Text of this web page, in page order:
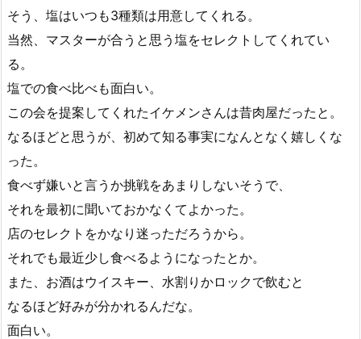
そう、塩はいつも3種類は用意してくれる。
当然、マスターが合うと思う塩をセレクトしてくれてい
る。
塩での食べ比べも面白い。
この会を提案してくれたイケメンさんは昔肉屋だったと。
なるほどと思うが、初めて知る事実になんとなく嬉しくな
った。
食べず嫌いと言うか挑戦をあまりしないそうで、
それを最初に聞いておかなくてよかった。
店のセレクトをかなり迷っただろうから。
それでも最近少し食べるようになったとか。
また、お酒はウイスキー、水割りかロックで飲むと
なるほど好みが分かれるんだな。
面白い。